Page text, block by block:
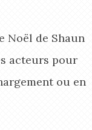
Noël de Shaun
acteurs pour
ou en